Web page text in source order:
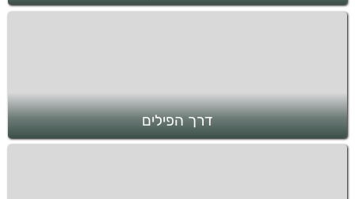
דרך הפילים